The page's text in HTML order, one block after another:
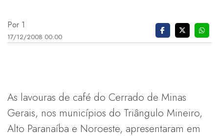
Por 1
17/12/2008 00:00
As lavouras de café do Cerrado de Minas
Gerais, nos municípios do Triângulo Mineiro,
Alto Paranaíba e Noroeste, apresentaram em